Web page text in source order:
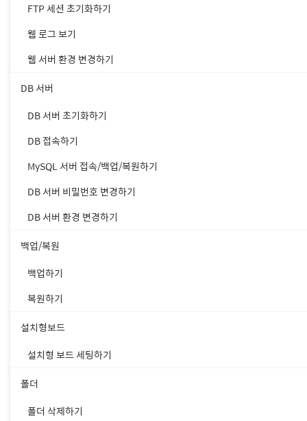
FTP 세션 초기화하기
웹 로그 보기
웹 서버 환경 변경하기
DB 서버
DB 서버 초기화하기
DB 접속하기
MySQL 서버 접속/백업/복원하기
DB 서버 비밀번호 변경하기
DB 서버 환경 변경하기
백업/복원
백업하기
복원하기
설치형보드
설치형 보드 세팅하기
폴더
폴더 삭제하기